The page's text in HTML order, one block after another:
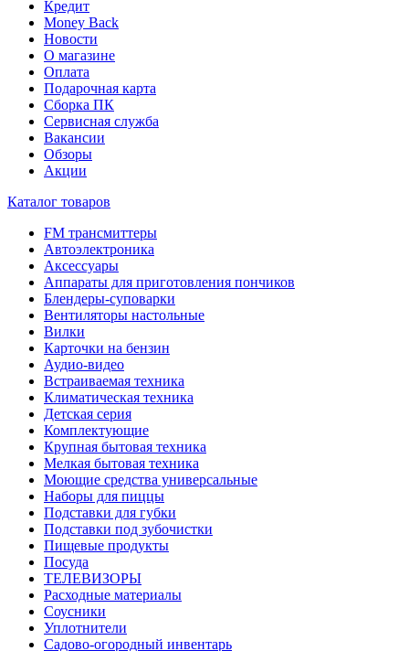
Кредит
Money Back
Новости
О магазине
Оплата
Подарочная карта
Сборка ПК
Сервисная служба
Вакансии
Обзоры
Акции
Каталог товаров
FM трансмиттеры
Автоэлектроника
Аксессуары
Аппараты для приготовления пончиков
Блендеры-суповарки
Вентиляторы настольные
Вилки
Карточки на бензин
Аудио-видео
Встраиваемая техника
Климатическая техника
Детская серия
Комплектующие
Крупная бытовая техника
Мелкая бытовая техника
Моющие средства универсальные
Наборы для пиццы
Подставки для губки
Подставки под зубочистки
Пищевые продукты
Посуда
ТЕЛЕВИЗОРЫ
Расходные материалы
Соусники
Уплотнители
Садово-огородный инвентарь